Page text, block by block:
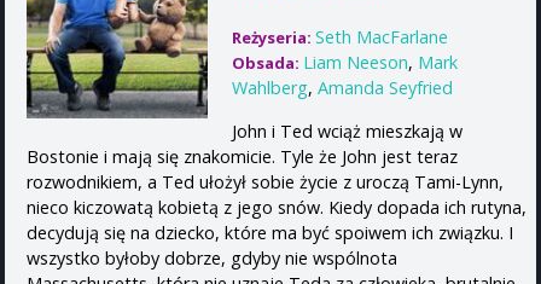
Reżyseria: Seth MacFarlane
Obsada: Liam Neeson, Mark
Wahlberg, Amanda Seyfried
John i Ted wciąż mieszkają w
Bostonie i mają się znakomicie. Tyle że John jest teraz
rozwodnikiem, a Ted ułożył sobie życie z uroczą Tami-Lynn,
nieco kiczowatą kobietą z jego snów. Kiedy dopada ich rutyna,
decydują się na dziecko, które ma być spoiwem ich związku. I
wszystko byłoby dobrze, gdyby nie wspólnota